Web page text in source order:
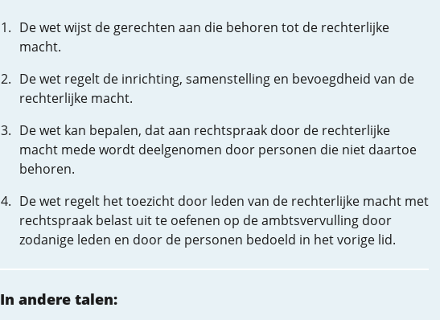
De wet wijst de gerechten aan die behoren tot de rechterlijke
macht.
De wet regelt de inrichting, samenstelling en bevoegdheid van de
rechterlijke macht.
De wet kan bepalen, dat aan rechtspraak door de rechterlijke
macht mede wordt deelgenomen door personen die niet daartoe
behoren.
De wet regelt het toezicht door leden van de rechterlijke macht met
rechtspraak belast uit te oefenen op de ambtsvervulling door
zodanige leden en door de personen bedoeld in het vorige lid.
In andere talen: